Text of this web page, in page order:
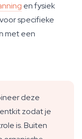
en fysiek
specifieke
met een
deze
zodat je
is. Buiten